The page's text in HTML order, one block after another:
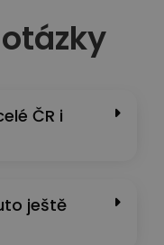
ČR i
ještě